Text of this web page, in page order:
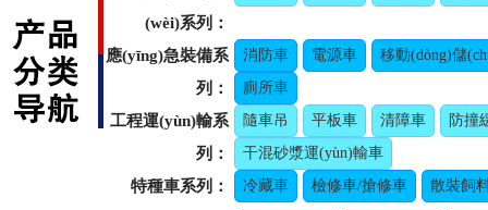
(wèi)系列：
應(yīng)急裝備系
列：
消防車 電源車
移動(dòng)儲
廁所車
工程運(yùn)輸系
列：
隨車吊 平板車 清障車
防撞
干混砂漿運(yùn)輸車
特種車系列： 冷藏車 檢修車/搶修車 散裝飼